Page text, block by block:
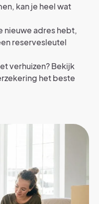
kan je heel wat
nieuwe adres hebt,
reservesleutel
verhuizen? Bekijk
het beste